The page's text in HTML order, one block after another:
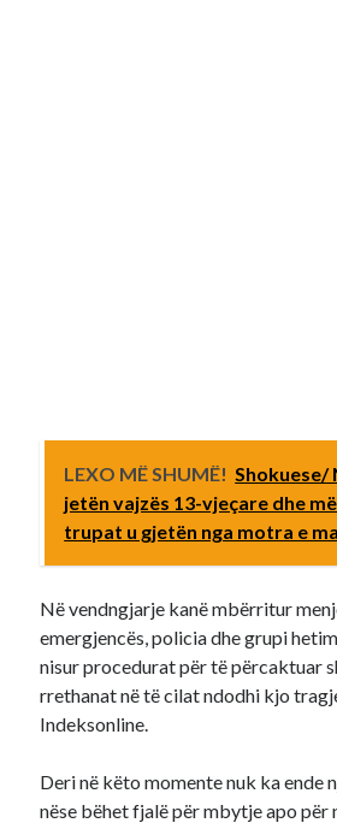
LEXO MË SHUMË! Shokuese/
jetën vajzës 13-vjeçare dhe
trupat u gjetën nga motra e
Në vendngjarje kanë mbërritur
emergjencës, policia dhe grupi
nisur procedurat për të përcaktuar
rrethanat në të cilat ndodhi kjo
Indeksonline.
Deri në këto momente nuk ka ende
nëse bëhet fjalë për mbytje apo për